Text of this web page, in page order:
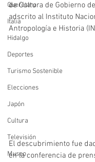
Querétaro
Italia
Hidalgo
Deportes
Turismo Sostenible
Elecciones
Japón
Cultura
Televisión
Museo
de Cultura de Gobierno
adscrito al Instituto
Antropología e Historia
El descubrimiento fue
en la conferencia de